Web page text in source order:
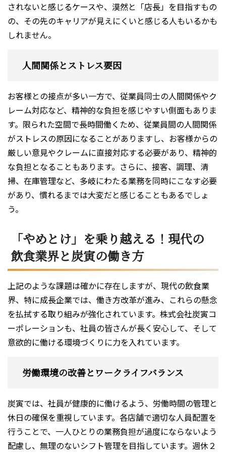
されないと感じるケースや、漠然と「店長」を目指すもの
の、その先のキャリアが見えにくいと感じる人もいるかも
しれません。
人間関係とストレス要因
お客様との接点が多い一方で、従業員同士の人間関係やク
レーム対応など、精神的な負担を感じやすい側面もありま
す。限られた空間で長時間働くため、従業員間の人間関係
がストレスの原因になることがありますし、お客様からの
厳しい意見やクレームに直接対応する必要があり、精神的
な負担となることもあります。さらに、接客、調理、清
掃、在庫管理など、多岐にわたる業務を同時にこなす必要
があり、慣れるまでは大変だと感じることもあるでしょ
う。
「やめとけ」を乗り越える！現代の
飲食業界と炭寅の働き方
上記のような課題は確かに存在しますが、現代の飲食業
界、特に成長企業では、働き方改革が進み、これらの懸念
を払拭する取り組みが強化されています。株式会社炭寅コ
ーポレーションも、社員の皆さんが長く安心して、そして
意欲的に働ける環境づくりに力を入れています。
労働環境の改善とワークライフバランス
炭寅では、社員が健康的に働けるよう、労働時間の管理と
休日の確保を重視しています。各店舗で適切な人員配置を
行うことで、一人ひとりの業務負担が過度にならないよう
配慮し、無理のないシフト管理を目指しています。週休２